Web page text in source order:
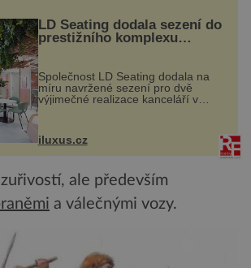
LD Seating dodala sezení do
prestižního komplexu
MediaCityUK v Salfordu
Společnost LD Seating dodala na
míru navržené sezení pro dvě
výjimečné realizace kanceláří v
areálu MediaCityUK v anglickém
Tower a Orange Tower. Komplex
budov Media...
iluxus.cz
ale především
a válečnými vozy.